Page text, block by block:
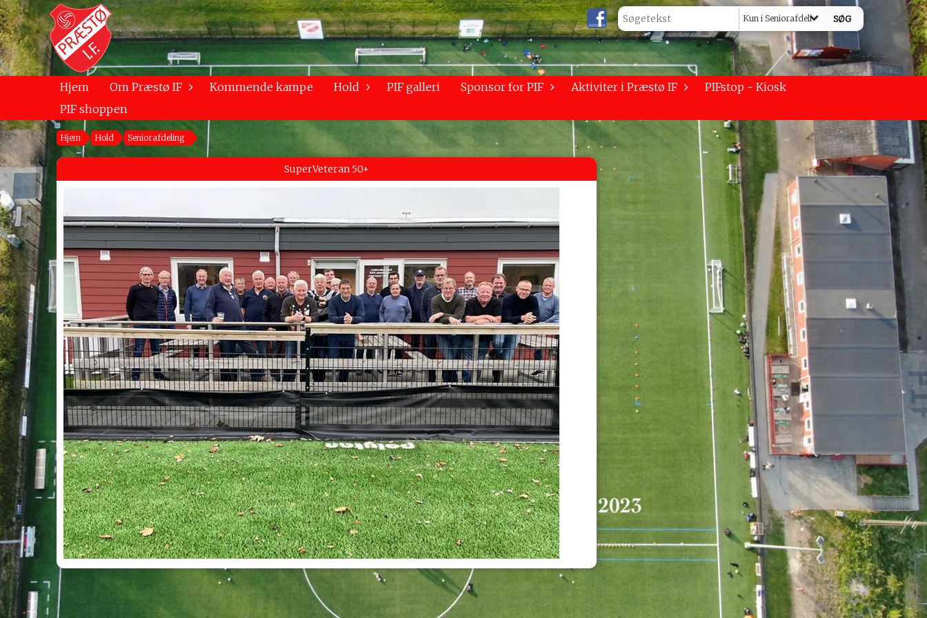
Kun i Seniorafdeling
Hjem Om Præstø IF Kommende kampe Hold PIF galleri Sponsor for PIF Aktiviter i Præstø IF
PIFstop - Kiosk
PIF shoppen
Hjem Hold Seniorafdeling
SuperVeteran 50+